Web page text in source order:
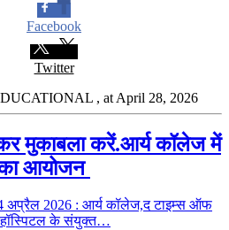
Facebook
Twitter
, at April 28, 2026
मुकाबला करें.आर्य कॉलेज में
का आयोजन
अप्रैल 2026 : आर्य कॉलेज,द टाइम्स ऑफ
हॉस्पिटल के संयुक्त…